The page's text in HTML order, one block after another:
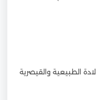
الطبيعية والقيصرية